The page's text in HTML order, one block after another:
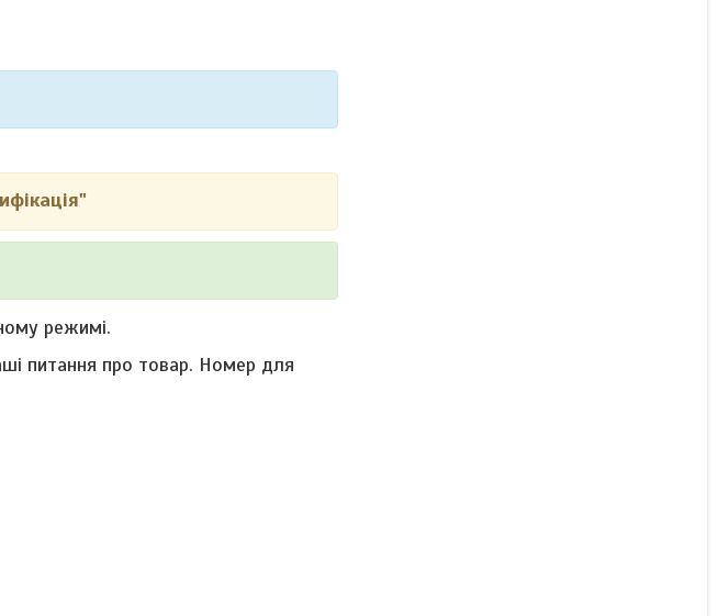
режимі.
питання про товар. Номер для